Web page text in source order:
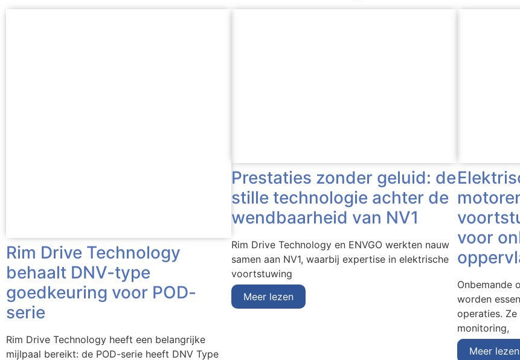
Rim Drive Technology
behaalt DNV-type
goedkeuring voor POD-
serie
Rim Drive Technology heeft een belangrijke
mijlpaal bereikt: de POD-serie heeft DNV Type
Prestaties zonder geluid: de
stille technologie achter de
wendbaarheid van NV1
Rim Drive Technology en ENVGO werkten nauw
samen aan NV1, waarbij expertise in elektrische
voortstuwing
Meer lezen
voor
Onbemande
worden
operaties.
monitoring,
Meer lezen